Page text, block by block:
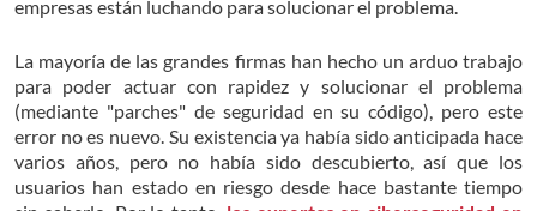
empresas están luchando para solucionar el problema.
La mayoría de las grandes firmas han hecho un arduo trabajo
para poder actuar con rapidez y solucionar el problema
(mediante "parches" de seguridad en su código), pero este
error no es nuevo. Su existencia ya había sido anticipada hace
varios años, pero no había sido descubierto, así que los
usuarios han estado en riesgo desde hace bastante tiempo